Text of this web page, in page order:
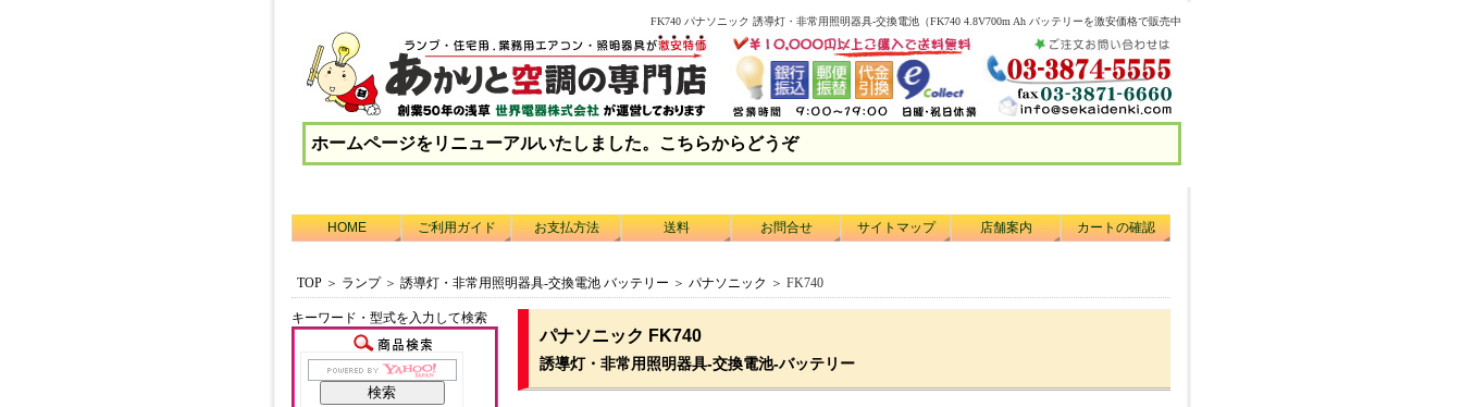
FK740 パナソニック 誘導灯・非常用照明器具-交換電池（FK740 4.8V700m Ah バッテリーを激安価格で販売中
ホームページをリニューアルいたしました。こちらからどうぞ
HOME ご利用ガイド お支払方法 送料 お問合せ サイトマップ 店舗案内 カートの確認
TOP ＞ ランプ＞ 誘導灯・非常用照明器具-交換電池 バッテリー ＞ パナソニック ＞ FK740
パナソニック FK740
誘導灯・非常用照明器具-交換電池-バッテリー
キーワード・型式を入力して検索